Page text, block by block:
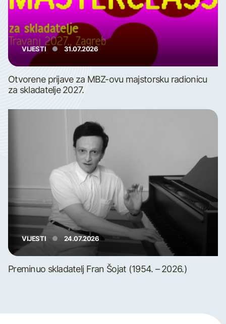
VIJESTI 31.07.2026
Otvorene prijave za MBZ-ovu majstorsku radionicu
za skladatelje 2027.
VIJESTI 24.07.2026
Preminuo skladatelj Fran Šojat (1954. – 2026.)